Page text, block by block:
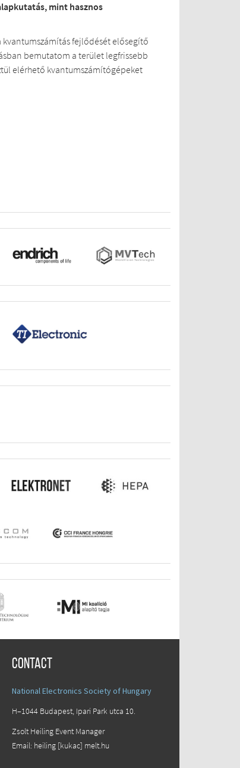
mint hasznos
kvantumszámítás fejlődését elősegítő
bemutatom a terület legfrissebb
elérhető kvantumszámítógépeket
Contact
National Electronics Society of Hungary
H–1044 Budapest, Ipari Park utca 10.
Zsolt Heiling Event Manager
Email: heiling [kukac] melt.hu